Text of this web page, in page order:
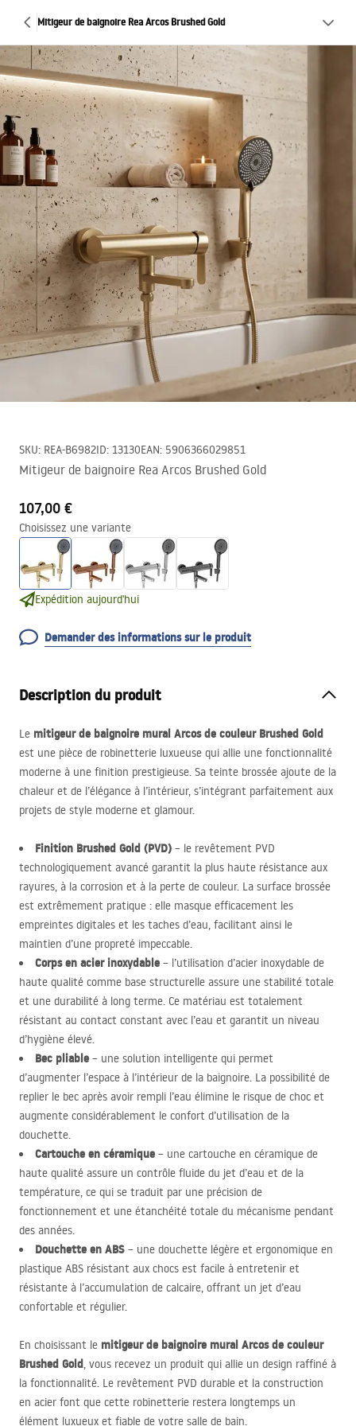
Mitigeur de baignoire Rea Arcos Brushed Gold
SKU: REA-B6982ID: 13130EAN: 5906366029851
Mitigeur de baignoire Rea Arcos Brushed Gold
107,00 €
Choisissez une variante
Expédition aujourd'hui
Demander des informations sur le produit
Description du produit
Le mitigeur de baignoire mural Arcos de couleur Brushed Gold
est une pièce de robinetterie luxueuse qui allie une fonctionnalité
moderne à une finition prestigieuse. Sa teinte brossée ajoute de la
chaleur et de l’élégance à l’intérieur, s’intégrant parfaitement aux
projets de style moderne et glamour.
Finition Brushed Gold (PVD) – le revêtement PVD
technologiquement avancé garantit la plus haute résistance aux
rayures, à la corrosion et à la perte de couleur. La surface brossée
est extrêmement pratique : elle masque efficacement les
empreintes digitales et les taches d’eau, facilitant ainsi le
maintien d’une propreté impeccable.
Corps en acier inoxydable – l’utilisation d’acier inoxydable de
haute qualité comme base structurelle assure une stabilité totale
et une durabilité à long terme. Ce matériau est totalement
résistant au contact constant avec l’eau et garantit un niveau
d’hygiène élevé.
Bec pliable – une solution intelligente qui permet
d’augmenter l’espace à l’intérieur de la baignoire. La possibilité de
replier le bec après avoir rempli l’eau élimine le risque de choc et
augmente considérablement le confort d’utilisation de la
douchette.
Cartouche en céramique – une cartouche en céramique de
haute qualité assure un contrôle fluide du jet d’eau et de la
température, ce qui se traduit par une précision de
fonctionnement et une étanchéité totale du mécanisme pendant
des années.
Douchette en ABS – une douchette légère et ergonomique en
plastique ABS résistant aux chocs est facile à entretenir et
résistante à l’accumulation de calcaire, offrant un jet d’eau
confortable et régulier.
En choisissant le mitigeur de baignoire mural Arcos de couleur
Brushed Gold, vous recevez un produit qui allie un design raffiné à
la fonctionnalité. Le revêtement PVD durable et la construction
en acier font que cette robinetterie restera longtemps un
élément luxueux et fiable de votre salle de bain.